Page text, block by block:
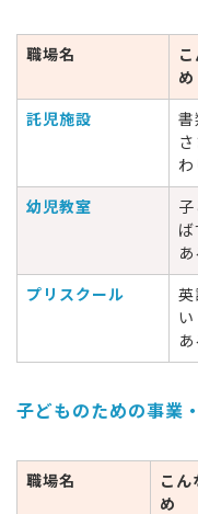
職場名
め
託児施設
書
わ
幼児教室
あ
プリスクール
英
あ
子どものための事業
職場名
こん
め